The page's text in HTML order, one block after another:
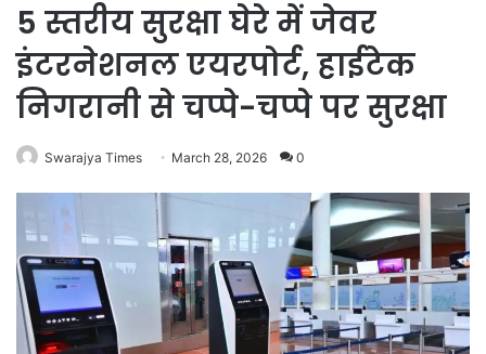
5 स्तरीय सुरक्षा घेरे में जेवर
इंटरनेशनल एयरपोर्ट, हाईटेक
निगरानी से चप्पे-चप्पे पर सुरक्षा
Swarajya Times March 28, 2026 0